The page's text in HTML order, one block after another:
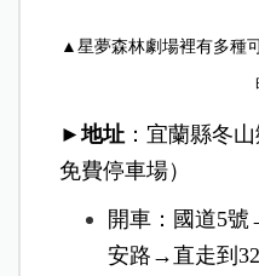
▲星夢森林劇場裡有多種
►地址 ：宜蘭縣冬
免費停車場）
開車：國道5
安路→直走到